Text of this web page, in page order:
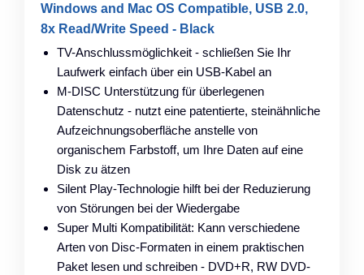
Windows and Mac OS Compatible, USB 2.0,
8x Read/Write Speed - Black
TV-Anschlussmöglichkeit - schließen Sie Ihr
Laufwerk einfach über ein USB-Kabel an
M-DISC Unterstützung für überlegenen
Datenschutz - nutzt eine patentierte, steinähnliche
Aufzeichnungsoberfläche anstelle von
organischem Farbstoff, um Ihre Daten auf eine
Disk zu ätzen
Silent Play-Technologie hilft bei der Reduzierung
von Störungen bei der Wiedergabe
Super Multi Kompatibilität: Kann verschiedene
Arten von Disc-Formaten in einem praktischen
Paket lesen und schreiben - DVD+R, RW DVD-